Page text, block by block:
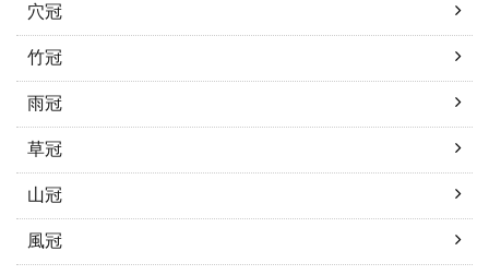
穴冠
竹冠
雨冠
草冠
山冠
風冠